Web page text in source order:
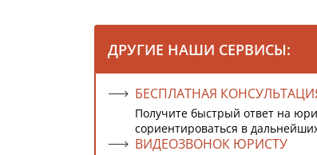
ДРУГИЕ НАШИ СЕРВИСЫ:
БЕСПЛАТНАЯ
Получите быстрый ответ на
сориентироваться в
ВИДЕОЗВОНОК ЮРИСТУ